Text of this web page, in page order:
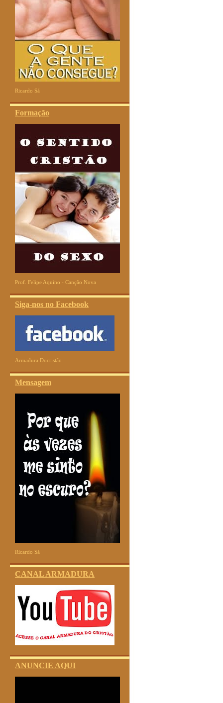
Ricardo Sá
Formação
Prof. Felipe Aquino - Canção Nova
Siga-nos no Facebook
Armadura Docristão
Mensagem
Ricardo Sá
CANAL ARMADURA
ANUNCIE AQUI